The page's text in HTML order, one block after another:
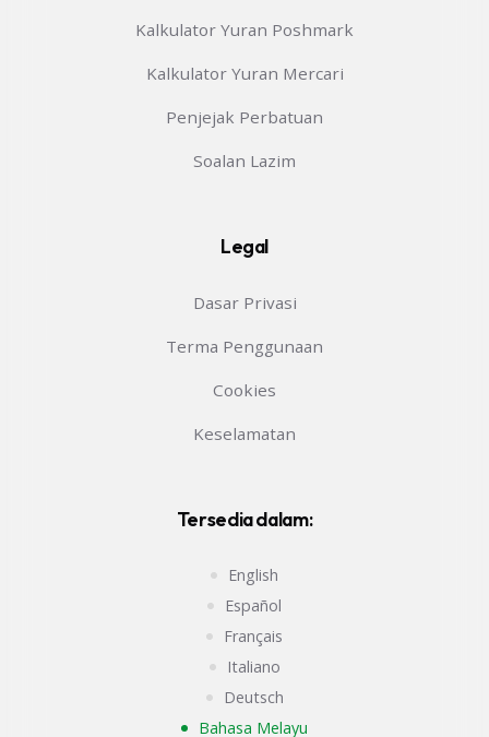
Kalkulator Yuran Poshmark
Kalkulator Yuran Mercari
Penjejak Perbatuan
Soalan Lazim
Legal
Dasar Privasi
Terma Penggunaan
Cookies
Keselamatan
Tersedia dalam:
English
Español
Français
Italiano
Deutsch
Bahasa Melayu